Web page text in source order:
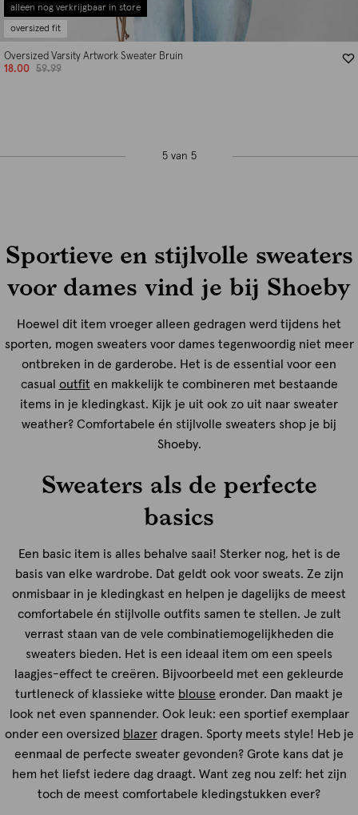
alleen nog verkrijgbaar in store
oversized fit
Oversized Varsity Artwork Sweater Bruin
18.00
59.99
5 van 5
Sportieve en stijlvolle sweaters
voor dames vind je bij Shoeby
Hoewel dit item vroeger alleen gedragen werd tijdens het
sporten, mogen sweaters voor dames tegenwoordig niet meer
ontbreken in de garderobe. Het is de essential voor een
casual outfit en makkelijk te combineren met bestaande
items in je kledingkast. Kijk je uit ook zo uit naar sweater
weather? Comfortabele én stijlvolle sweaters shop je bij
Shoeby.
Sweaters als de perfecte
basics
Een basic item is alles behalve saai! Sterker nog, het is de
basis van elke wardrobe. Dat geldt ook voor sweats. Ze zijn
onmisbaar in je kledingkast en helpen je dagelijks de meest
comfortabele én stijlvolle outfits samen te stellen. Je zult
verrast staan van de vele combinatiemogelijkheden die
sweaters bieden. Het is een ideaal item om een speels
laagjes-effect te creëren. Bijvoorbeeld met een gekleurde
turtleneck of klassieke witte blouse eronder. Dan maakt je
look net even spannender. Ook leuk: een sportief exemplaar
onder een oversized blazerdragen. Sporty meets style! Heb je
eenmaal de perfecte sweater gevonden? Grote kans dat je
hem het liefst iedere dag draagt. Want zeg nou zelf: het zijn
toch de meest comfortabele kledingstukken ever?